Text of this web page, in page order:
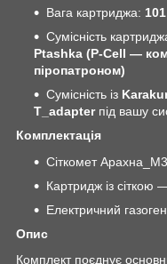
Вага картриджа:
Сумісність
Ptashka (P-Cell —
піропатроном)
Сумісність із
T_adapterпід вашу
Комплектація
Сіткомет
Картридж із сіткою
Електричний
Опис
Комплект поєднує